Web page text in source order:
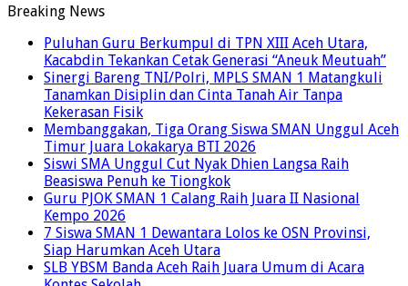
Breaking News
Puluhan Guru Berkumpul di TPN XIII Aceh Utara,
Kacabdin Tekankan Cetak Generasi “Aneuk Meutuah”
Sinergi Bareng TNI/Polri, MPLS SMAN 1 Matangkuli
Tanamkan Disiplin dan Cinta Tanah Air Tanpa
Kekerasan Fisik
Membanggakan, Tiga Orang Siswa SMAN Unggul Aceh
Timur Juara Lokakarya BTI 2026
Siswi SMA Unggul Cut Nyak Dhien Langsa Raih
Beasiswa Penuh ke Tiongkok
Guru PJOK SMAN 1 Calang Raih Juara II Nasional
Kempo 2026
7 Siswa SMAN 1 Dewantara Lolos ke OSN Provinsi,
Siap Harumkan Aceh Utara
SLB YBSM Banda Aceh Raih Juara Umum di Acara